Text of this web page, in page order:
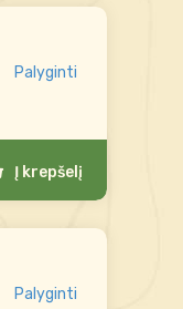
Palyginti
Į krepšelį
Palyginti